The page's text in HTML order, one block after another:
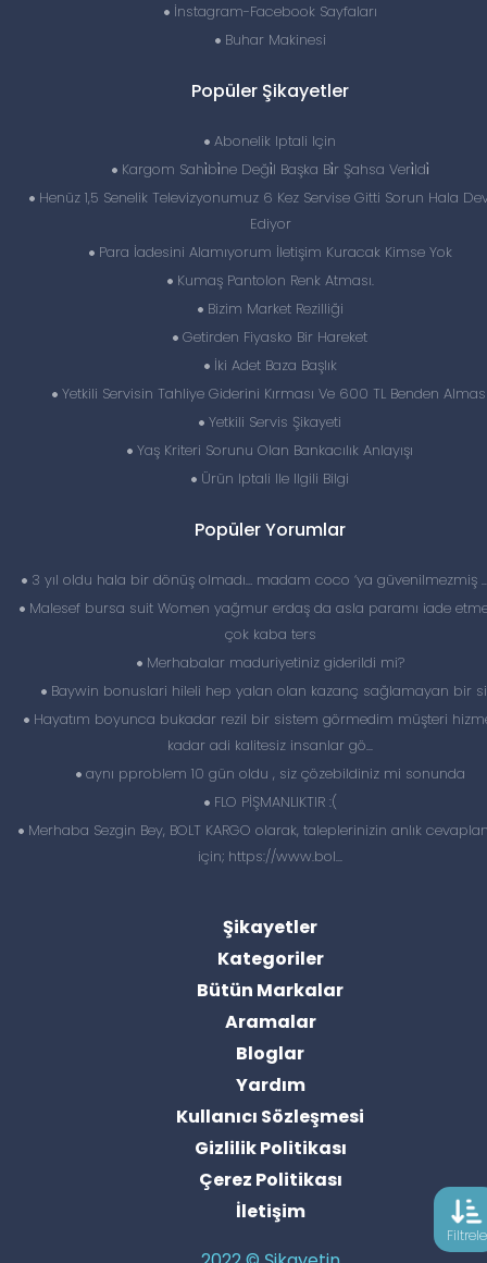
Filtrele
İnstagram-Facebook Sayfaları
Buhar Makinesi
Popüler Şikayetler
Abonelik Iptali Için
Kargom Sahi̇bi̇ne Deği̇l Başka Bi̇r Şahsa Veri̇ldi̇
Henüz 1,5 Senelik Televizyonumuz 6 Kez Servise Gitti Sorun Hala
Ediyor
Para İadesini Alamıyorum İletişim Kuracak Kimse Yok
Kumaş Pantolon Renk Atması.
Bizim Market Rezilliği
Getirden Fiyasko Bir Hareket
İki Adet Baza Başlık
Yetkili Servisin Tahliye Giderini Kırması Ve 600 TL Benden
Yetkili Servis Şikayeti
Yaş Kriteri Sorunu Olan Bankacılık Anlayışı
Ürün Iptali Ile Ilgili Bilgi
Popüler Yorumlar
3 yıl oldu hala bir dönüş olmadı… madam coco ‘ya güvenilmezmiş
Malesef bursa suit Women yağmur erdaş da asla paramı iade
çok kaba ters
Merhabalar maduriyetiniz giderildi mi?
Baywin bonuslari hileli hep yalan olan kazanç sağlamayan bir
Hayatım boyunca bukadar rezil bir sistem görmedim müşteri
kadar adi kalitesiz insanlar gö...
aynı pproblem 10 gün oldu , siz çözebildiniz mi sonunda
FLO PİŞMANLIKTIR :(
Merhaba Sezgin Bey, BOLT KARGO olarak, taleplerinizin anlık
için; https://www.bol...
Şikayetler
Kategoriler
Bütün Markalar
Aramalar
Bloglar
Yardım
Kullanıcı Sözleşmesi
Gizlilik Politikası
Çerez Politikası
İletişim